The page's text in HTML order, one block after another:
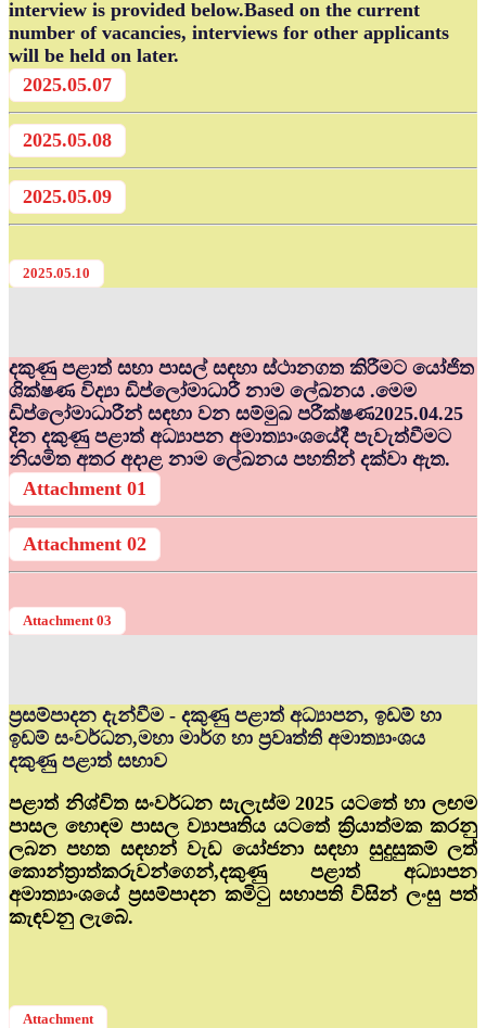
interview is provided below.Based on the current
number of vacancies, interviews for other applicants
will be held on later.
2025.05.07
2025.05.08
2025.05.09
2025.05.10
දකුණු පළාත් සභා පාසල් සඳහා ස්ථානගත කිරීමට යෝජිත
ශික්ෂණ විද්‍යා ඩිප්ලෝමාධාරී නාම ලේඛනය .මෙම
ඩිප්ලෝමාධාරීන් සඳහා වන සම්මුඛ පරීක්ෂණ2025.04.25
දින දකුණු පළාත් අධ්‍යාපන අමාත්‍යාංශයේදී පැවැත්වීමට
නියමිත අතර අදාළ නාම ලේඛනය පහතින් දක්වා ඇත.
Attachment 01
Attachment 02
Attachment 03
ප්‍රසම්පාදන දැන්වීම - දකුණු පළාත් අධ්‍යාපන, ඉඩම් හා
ඉඩම් සංවර්ධන,මහා මාර්ග හා ප්‍රවෘත්ති අමාත්‍යාංශය
දකුණු පළාත් සභාව
පළාත් නිශ්චිත සංවර්ධන සැලැස්ම 2025 යටතේ හා ලඟම
පාසල හොඳම පාසල ව්‍යාපෘතිය යටතේ ක්‍රියාත්මක කරනු
ලබන පහත සඳහන් වැඩ යෝජනා සඳහා සුදුසුකම් ලත්
කොන්ත්‍රාත්කරුවන්ගෙන්,දකුණු පළාත් අධ්‍යාපන
අමාත්‍යාංශයේ ප්‍රසම්පාදන කමිටු සභාපති විසින් ලංසු පත්
කැඳවනු ලැබේ.
Attachment